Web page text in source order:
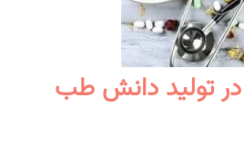
در تولید دانش طب